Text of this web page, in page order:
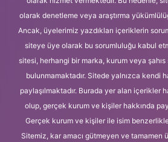
olarak denetleme veya araştırma
Ancak, üyelerimiz yazdıkları içeriklerin
siteye üye olarak bu sorumluluğu kabul
sitesi, herhangi bir marka, kurum veya şahıs
bulunmamaktadır. Sitede yalnızca kendi
paylaşılmaktadır. Burada yer alan içerikler
olup, gerçek kurum ve kişiler hakkında
Gerçek kurum ve kişiler ile isim
Sitemiz, kar amacı gütmeyen ve tamamen